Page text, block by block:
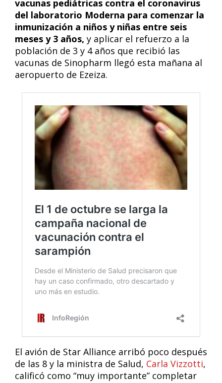
vacunas pediátricas contra el coronavirus
del laboratorio Moderna para comenzar la
inmunización a niños y niñas entre seis
meses y 3 años, y aplicar el refuerzo a la
población de 3 y 4 años que recibió las
vacunas de Sinopharm llegó esta mañana al
aeropuerto de Ezeiza.
El avión de Star Alliance arribó poco después
de las 8 y la ministra de Salud, Carla Vizzotti,
calificó como “muy importante” completar